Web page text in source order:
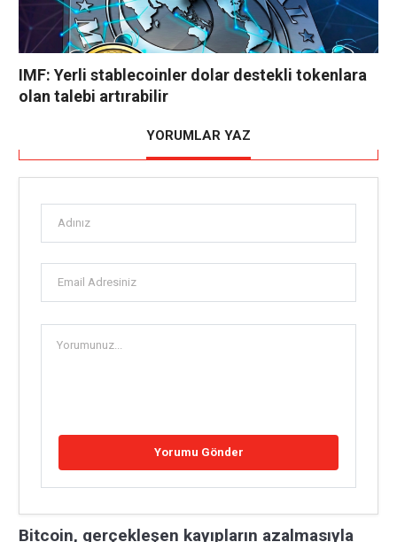
IMF: Yerli stablecoinler dolar destekli tokenlara
olan talebi artırabilir
YORUMLAR YAZ
Bitcoin, gerçekleşen kayıpların azalmasıyla